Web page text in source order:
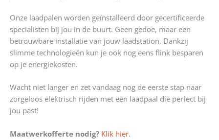
Onze laadpalen worden geïnstalleerd door gecertificeerde
specialisten bij jou in de buurt. Geen gedoe, maar een
betrouwbare installatie van jouw laadstation. Dankzij
slimme technologieën kun je ook nog eens flink besparen
op je energiekosten.
Wacht niet langer en zet vandaag nog de eerste stap naar
zorgeloos elektrisch rijden met een laadpaal die perfect bij
jou past!
Maatwerkofferte nodig? Klik hier.